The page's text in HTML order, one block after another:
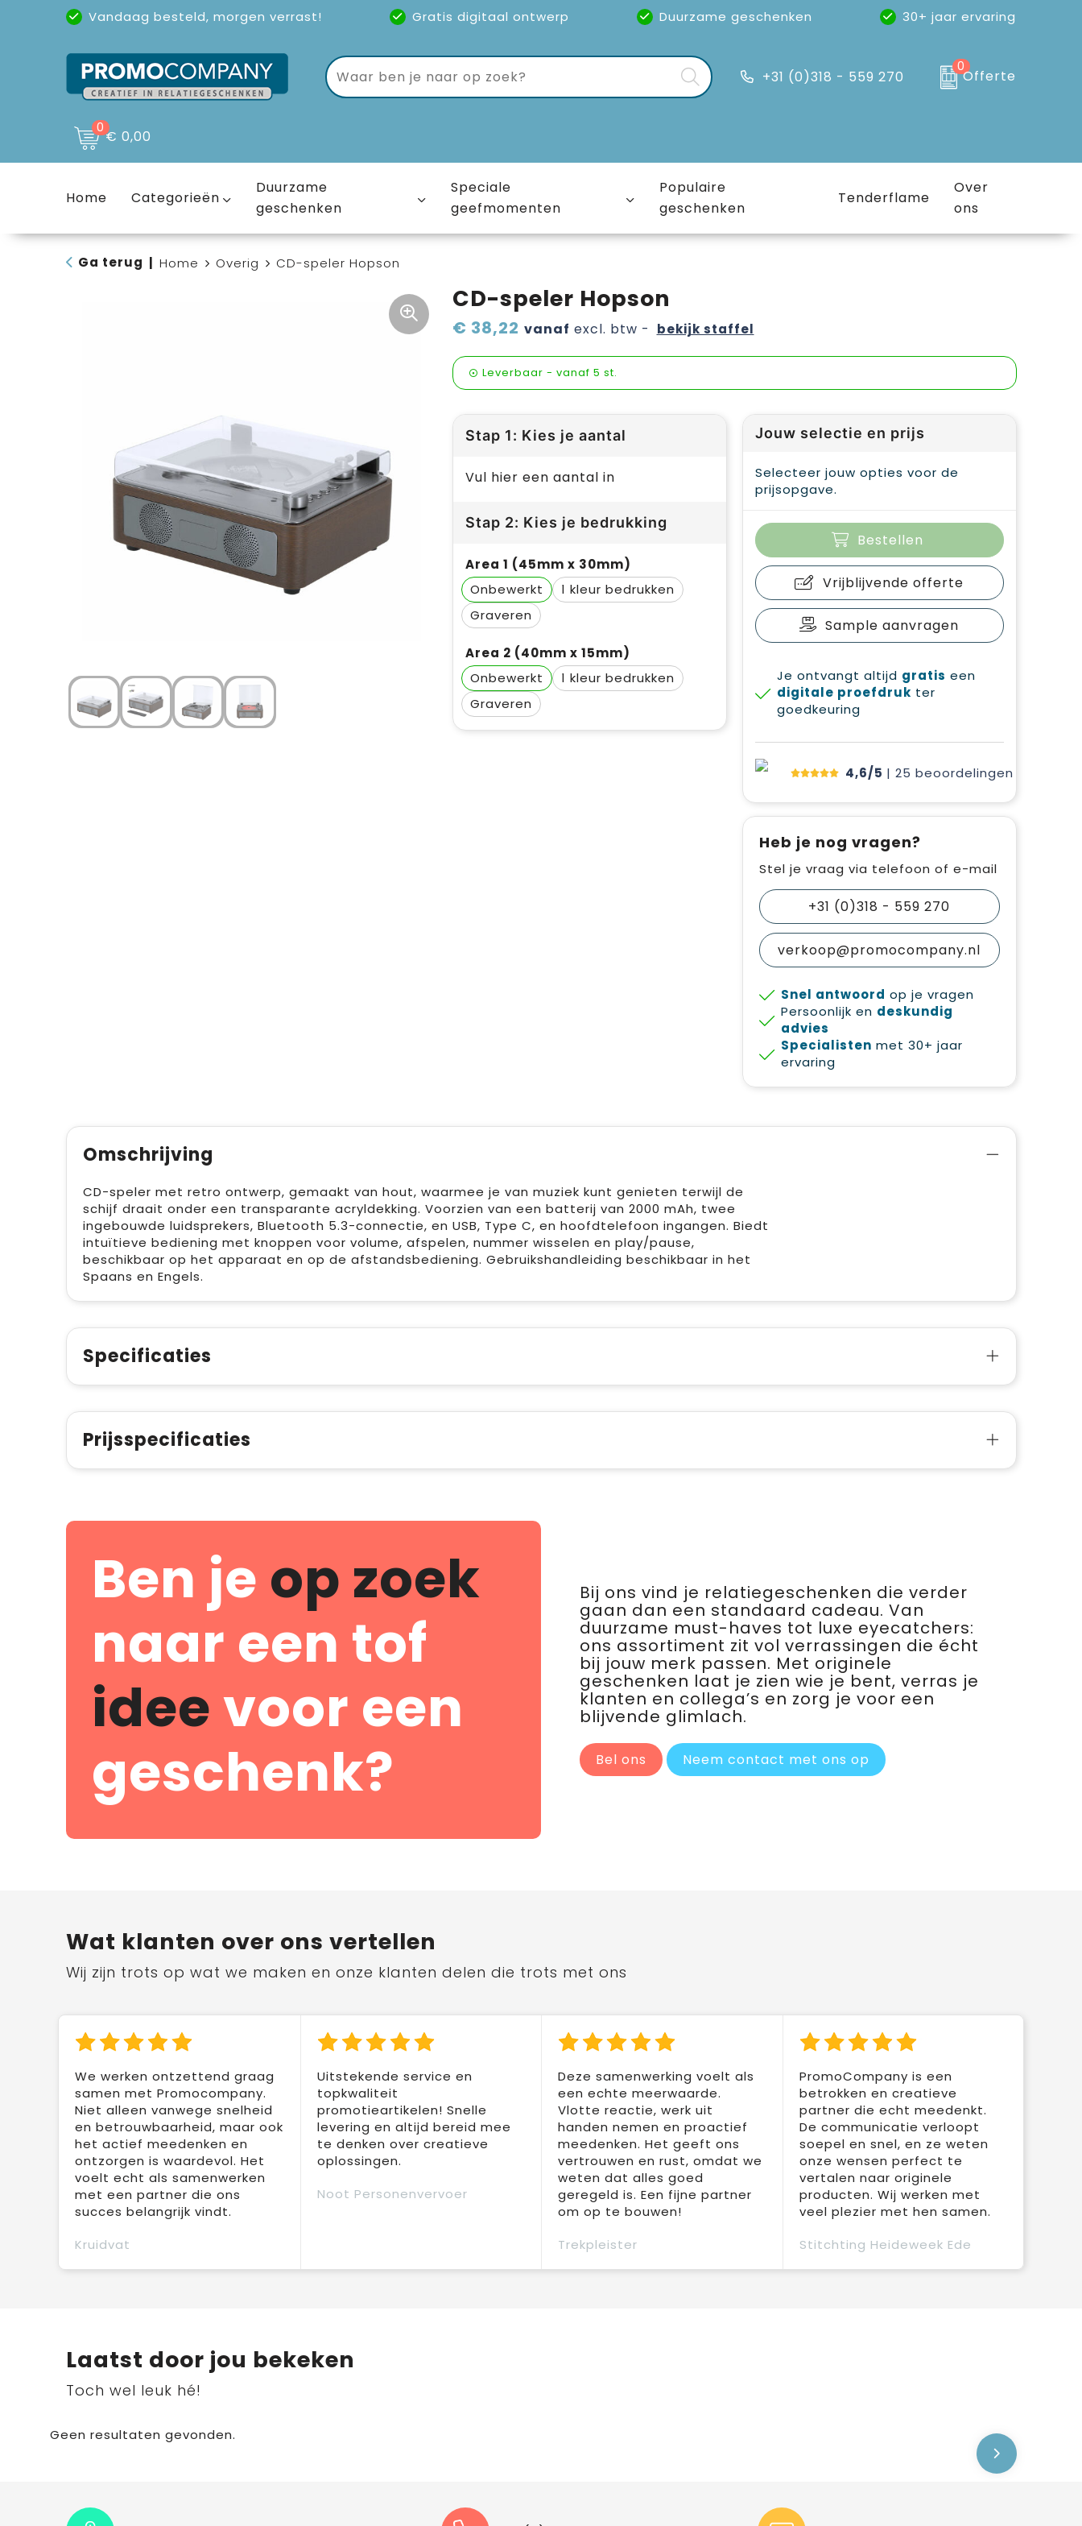
Vandaag besteld, morgen verrast! Gratis digitaal ontwerp Duurzame geschenken
30+ jaar ervaring
Uitstekende reviews(4,6/5)
+31 (0)318 - 559 270
0
Offerte
0€ 0,00
Home Categorieën
Duurzame
geschenken
Speciale
geefmomenten
Populaire
geschenken
Tenderflame
Over
ons
Ga terug Home Overig CD-speler Hopson
CD-speler Hopson
€ 38,22 vanaf excl. btw - bekijk staffel
Leverbaar - vanaf 5 st.
Stap 1: Kies je aantal
Vul hier een aantal in
Stap 2: Kies je bedrukking
Area 1 (45mm x 30mm)
Onbewerkt
1
Graveren
Area 2 (40mm x 15mm)
Onbewerkt
1
Graveren
Jouw selectie en prijs
Selecteer jouw opties voor de
prijsopgave.
Bestellen
Vrijblijvende offerte
Sample aanvragen
Je ontvangt altijd gratis een
digitale proefdruk ter
goedkeuring
4,6/5 | 25 beoordelingen
Heb je nog vragen?
Stel je vraag via telefoon of e-mail
+31 (0)318 - 559 270
verkoop@promocompany.nl
Snel antwoord op je vragen
Persoonlijk en deskundig
advies
Specialisten met 30+ jaar
ervaring
Omschrijving
CD-speler met retro ontwerp, gemaakt van hout, waarmee je van muziek kunt genieten terwijl de
schijf draait onder een transparante acryldekking. Voorzien van een batterij van 2000 mAh, twee
ingebouwde luidsprekers, Bluetooth 5.3-connectie, en USB, Type C, en hoofdtelefoon ingangen. Biedt
intuïtieve bediening met knoppen voor volume, afspelen, nummer wisselen en play/pause,
beschikbaar op het apparaat en op de afstandsbediening. Gebruikshandleiding beschikbaar in het
Spaans en Engels.
Specificaties
Prijsspecificaties
Ben je op zoek
naar een tof
ideevoor een
geschenk?
Bij ons vind je relatiegeschenken die verder
gaan dan een standaard cadeau. Van
duurzame must-haves tot luxe eyecatchers:
ons assortiment zit vol verrassingen die écht
bij jouw merk passen. Met originele
geschenken laat je zien wie je bent, verras je
klanten en collega’s en zorg je voor een
blijvende glimlach.
Bel ons Neem contact met ons op
Wat klanten over ons vertellen
Wij zijn trots op wat we maken en onze klanten delen die trots met ons
We werken ontzettend graag
samen met Promocompany.
Niet alleen vanwege snelheid
en betrouwbaarheid, maar ook
het actief meedenken en
ontzorgen is waardevol. Het
voelt echt als samenwerken
met een partner die ons
succes belangrijk vindt.
Kruidvat
Uitstekende service en
topkwaliteit
promotieartikelen! Snelle
levering en altijd bereid mee
te denken over creatieve
oplossingen.
Noot Personenvervoer
Deze samenwerking voelt als
een echte meerwaarde.
Vlotte reactie, werk uit
handen nemen en proactief
meedenken. Het geeft ons
vertrouwen en rust, omdat we
weten dat alles goed
geregeld is. Een fijne partner
om op te bouwen!
Trekpleister
PromoCompany is een
betrokken en creatieve
partner die echt meedenkt.
De communicatie verloopt
soepel en snel, en ze weten
onze wensen perfect te
vertalen naar originele
producten. Wij werken met
veel plezier met hen samen.
Stitchting Heideweek Ede
Laatst door jou bekeken
Toch wel leuk hé!
Geen resultaten gevonden.